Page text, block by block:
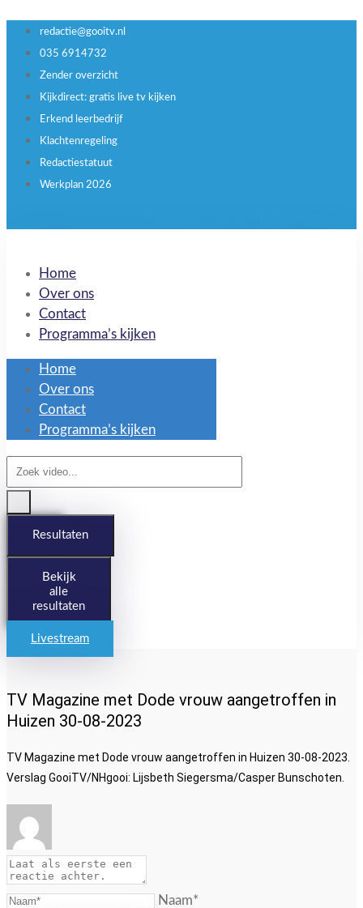
redactie@gooitv.nl
035 6914732
Zender overzicht
Kijkdirect: gratis live tv kijken
Erkend leerbedrijf
Klachtenregeling
Redactiestatuut
Werkplan 2026
Home
Over ons
Contact
Programma’s kijken
Home
Over ons
Contact
Programma’s kijken
Search
...
Resultaten
Bekijk
alle
resultaten
Livestream
TV Magazine met Dode vrouw aangetroffen in
Huizen 30-08-2023
TV Magazine met Dode vrouw aangetroffen in Huizen 30-08-2023.
Verslag GooiTV/NHgooi: Lijsbeth Siegersma/Casper Bunschoten.
Naam*